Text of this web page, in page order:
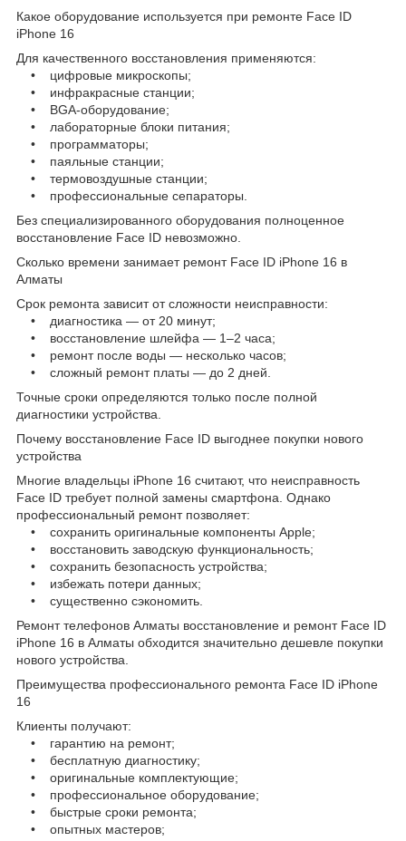
Какое оборудование используется при ремонте Face ID
iPhone 16
Для качественного восстановления применяются:
• цифровые микроскопы;
• инфракрасные станции;
• BGA-оборудование;
• лабораторные блоки питания;
• программаторы;
• паяльные станции;
• термовоздушные станции;
• профессиональные сепараторы.
Без специализированного оборудования полноценное
восстановление Face ID невозможно.
Сколько времени занимает ремонт Face ID iPhone 16 в
Алматы
Срок ремонта зависит от сложности неисправности:
• диагностика — от 20 минут;
• восстановление шлейфа — 1–2 часа;
• ремонт после воды — несколько часов;
• сложный ремонт платы — до 2 дней.
Точные сроки определяются только после полной
диагностики устройства.
Почему восстановление Face ID выгоднее покупки нового
устройства
Многие владельцы iPhone 16 считают, что неисправность
Face ID требует полной замены смартфона. Однако
профессиональный ремонт позволяет:
• сохранить оригинальные компоненты Apple;
• восстановить заводскую функциональность;
• сохранить безопасность устройства;
• избежать потери данных;
• существенно сэкономить.
Ремонт телефонов Алматы восстановление и ремонт Face ID
iPhone 16 в Алматы обходится значительно дешевле покупки
нового устройства.
Преимущества профессионального ремонта Face ID iPhone
16
Клиенты получают:
• гарантию на ремонт;
• бесплатную диагностику;
• оригинальные комплектующие;
• профессиональное оборудование;
• быстрые сроки ремонта;
• опытных мастеров;